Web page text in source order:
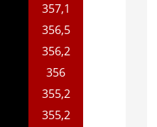
357,1
356,5
356,2
356
355,2
355,2